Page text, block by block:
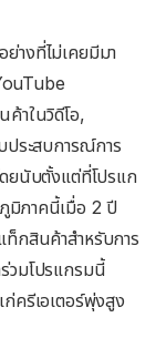
ย่างที่ไม่เคยมีมา
ค้าในวิดีโอ,
ประสบการณ์การ
ดยนับตั้งแต่ที่โปรแก
มิภาคนี้เมื่อ 2 ปี
กสินค้าสำหรับการ
วมโปรแกรมนี้
ครีเอเตอร์พุ่งสูง